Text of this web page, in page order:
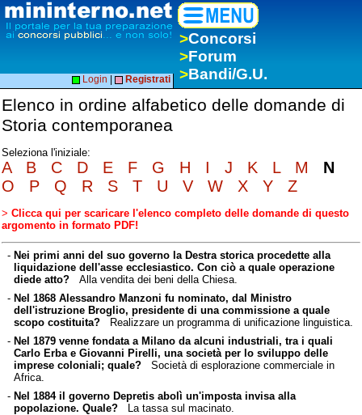
>Concorsi
>Forum
>Bandi/G.U.
Login Registrati
Elenco in ordine alfabetico delle domande di
Storia contemporanea
Seleziona l'iniziale:
A B C D E F G H I J K L M
N
O
P Q R S T U V W X Y Z
> Clicca qui per scaricare l'elenco completo delle domande di questo
argomento in formato PDF!
- Nei primi anni del suo governo la Destra storica procedette alla
liquidazione dell'asse ecclesiastico. Con ciò a quale operazione
diede atto?Alla vendita dei beni della Chiesa.
- Nel 1868 Alessandro Manzoni fu nominato, dal Ministro
dell'istruzione Broglio, presidente di una commissione a quale
scopo costituita?Realizzare un programma di unificazione linguistica.
- Nel 1879 venne fondata a Milano da alcuni industriali, tra i quali
Carlo Erba e Giovanni Pirelli, una società per lo sviluppo delle
imprese coloniali; quale?Società di esplorazione commerciale in
Africa.
- Nel 1884 il governo Depretis abolì un'imposta invisa alla
popolazione. Quale?La tassa sul macinato.